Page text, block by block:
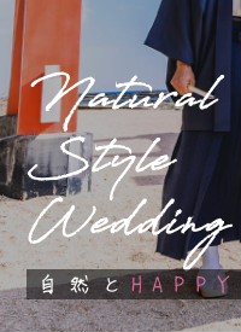
Natural
Style
Wedding
自然と HAPPY